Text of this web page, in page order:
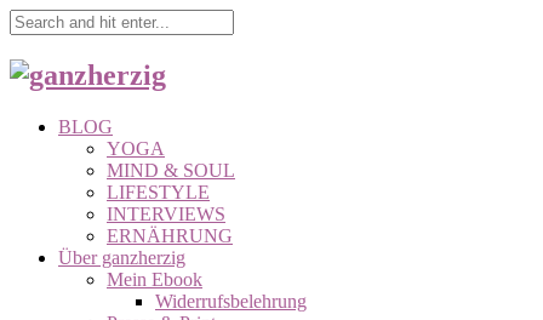
BLOG
YOGA
MIND & SOUL
LIFESTYLE
INTERVIEWS
ERNÄHRUNG
Über ganzherzig
Mein Ebook
Widerrufsbelehrung